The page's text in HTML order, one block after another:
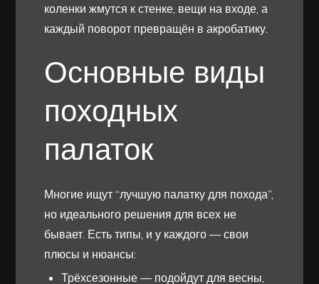
коленки жмутся к стенке, вещи на входе, а
каждый поворот превращён в акробатику.
Основные виды
походных
палаток
Многие ищут “лучшую палатку для похода”,
но идеального решения для всех не
бывает. Есть типы, и у каждого — свои
плюсы и нюансы:
Трёхсезонные — подойдут для весны,